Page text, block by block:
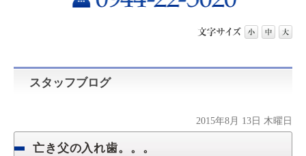
スタッフブログ
2015年8月 13日 木曜日
亡き父の入れ歯。。。